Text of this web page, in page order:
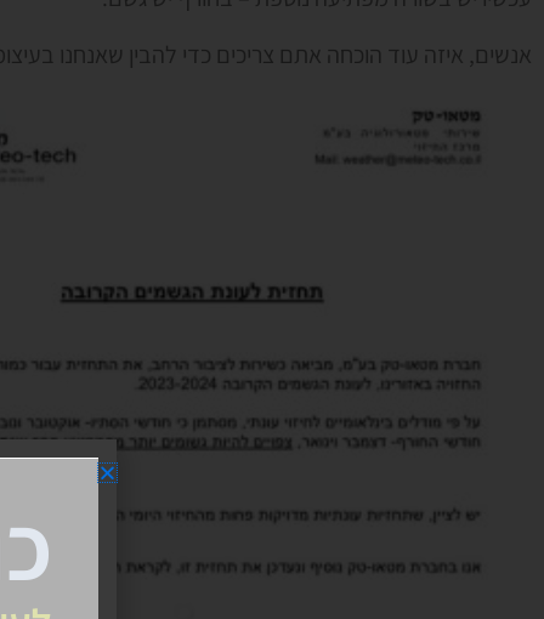
אנשים, איזה עוד הוכחה אתם צריכים כדי להבין שאנחנו